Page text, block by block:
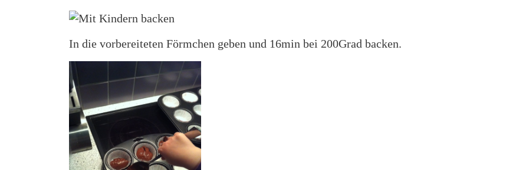
In die vorbereiteten Förmchen geben und 16min bei 200Grad backen.